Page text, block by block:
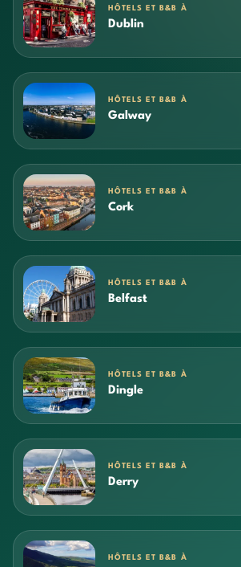
HÔTELS ET B&B À
Dublin
HÔTELS ET B&B À
Galway
HÔTELS ET B&B À
Cork
HÔTELS ET B&B À
Belfast
HÔTELS ET B&B À
Dingle
HÔTELS ET B&B À
Derry
HÔTELS ET B&B À